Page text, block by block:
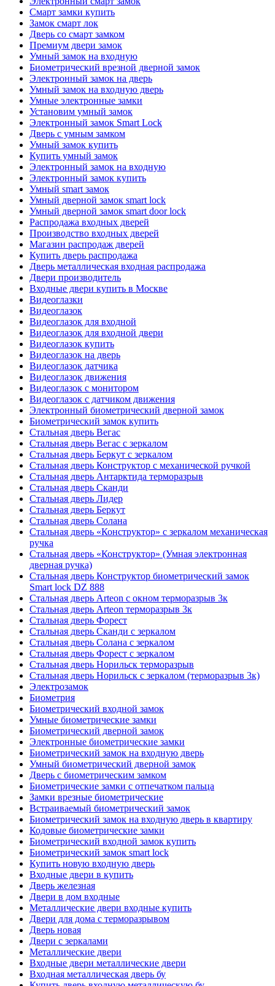
Смарт замки купить
Замок смарт лок
Дверь со смарт замком
Премиум двери замок
Умный замок на входную
Биометрический врезной дверной замок
Электронный замок на дверь
Умный замок на входную дверь
Умные электронные замки
Установим умный замок
Электронный замок Smart Lock
Дверь с умным замком
Умный замок купить
Купить умный замок
Электронный замок на входную
Электронный замок купить
Умный smart замок
Умный дверной замок smart lock
Умный дверной замок smart door lock
Распродажа входных дверей
Производство входных дверей
Магазин распродаж дверей
Купить дверь распродажа
Дверь металлическая входная распродажа
Двери производитель
Входные двери купить в Москве
Видеоглазки
Видеоглазок
Видеоглазок для входной
Видеоглазок для входной двери
Видеоглазок купить
Видеоглазок на дверь
Видеоглазок датчика
Видеоглазок движения
Видеоглазок с монитором
Видеоглазок с датчиком движения
Электронный биометрический дверной замок
Биометрический замок купить
Стальная дверь Вегас
Стальная дверь Вегас с зеркалом
Стальная дверь Беркут с зеркалом
Стальная дверь Конструктор с механической ручкой
Стальная дверь Антарктида терморазрыв
Стальная дверь Сканди
Стальная дверь Лидер
Стальная дверь Беркут
Стальная дверь Солана
Стальная дверь «Конструктор» с зеркалом механическая
ручка
Стальная дверь «Конструктор» (Умная электронная
дверная ручка)
Стальная дверь Конструктор биометрический замок
Smart lock DZ 888
Стальная дверь Arteon с окном терморазрыв 3к
Стальная дверь Arteon терморазрыв 3к
Стальная дверь Форест
Стальная дверь Сканди с зеркалом
Стальная дверь Солана с зеркалом
Стальная дверь Форест с зеркалом
Стальная дверь Норильск терморазрыв
Стальная дверь Норильск с зеркалом (терморазрыв 3к)
Электрозамок
Биометрия
Биометрический входной замок
Умные биометрические замки
Биометрический дверной замок
Электронные биометрические замки
Биометрический замок на входную дверь
Умный биометрический дверной замок
Дверь с биометрическим замком
Биометрические замки с отпечатком пальца
Замки врезные биометрические
Встраиваемый биометрический замок
Биометрический замок на входную дверь в квартиру
Кодовые биометрические замки
Биометрический входной замок купить
Биометрический замок smart lock
Купить новую входную дверь
Входные двери в купить
Дверь железная
Двери в дом входные
Металлические двери входные купить
Двери для дома с терморазрывом
Дверь новая
Двери с зеркалами
Металлические двери
Входные двери металлические двери
Входная металлическая дверь бу